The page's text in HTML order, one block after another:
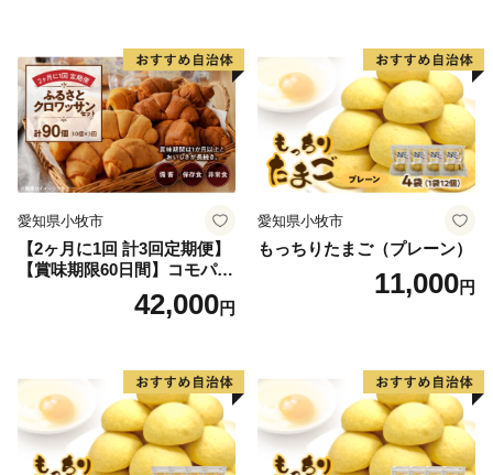
愛知県小牧市
【2ヶ月に1回 計3回定期便】
【賞味期限60日間】コモパ
ン ふるさとクロワッサンセ
ット（計90個）／災害用備蓄
42,000円
愛知県小牧市
もっちりたまご（プレーン）
11,000円